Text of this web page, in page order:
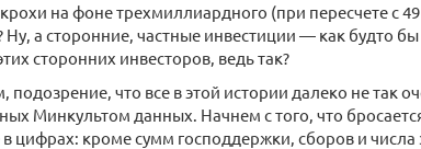
на фоне трехмиллиардного (при пересчете с
Ну, а сторонние, частные инвестиции — как будто
сторонних инвесторов, ведь так?
подозрение, что все в этой истории далеко не так
Минкультом данных. Начнем с того, что
цифрах: кроме сумм господдержки, сборов и числа